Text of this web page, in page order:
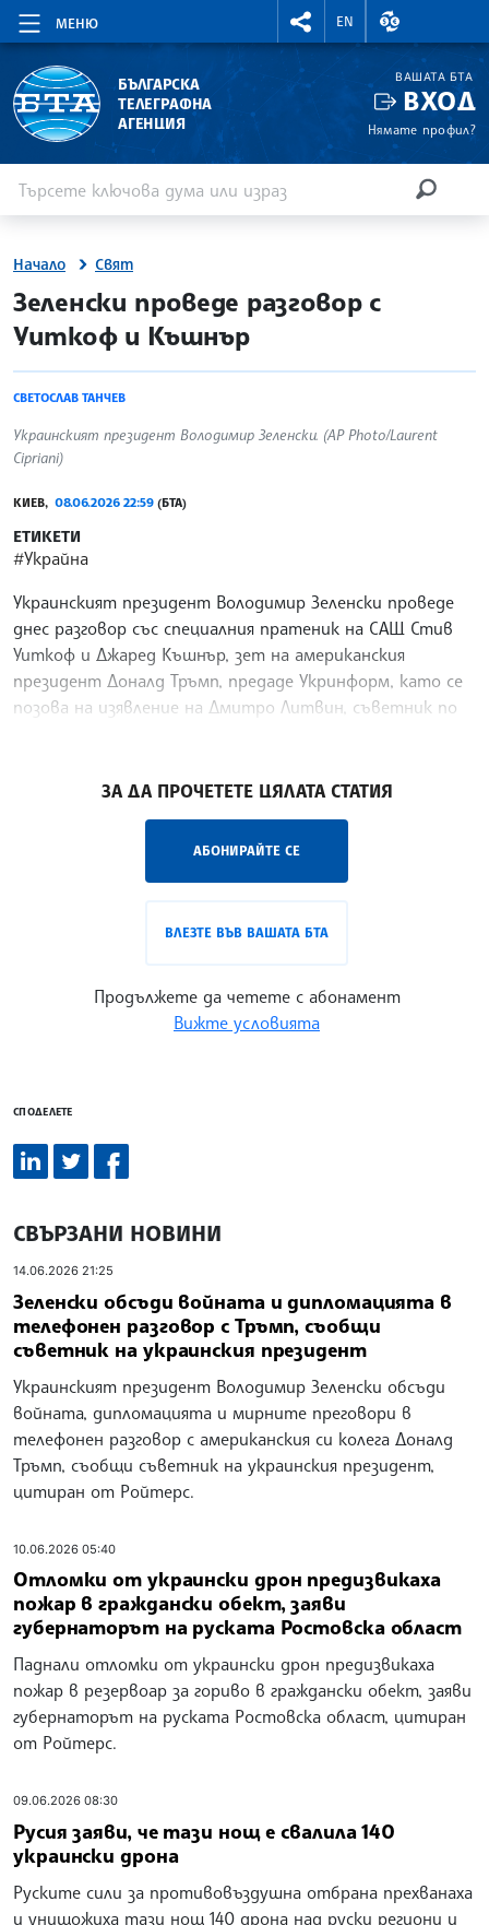
МЕНЮ
RIGHTMENU.SOCIAL
EN
ВАЛУТНИ
БЪЛГАРСКА
ТЕЛЕГРАФНА
АГЕНЦИЯ
ВАШАТА БТА
ВХОД
Нямате профил?
Начало Свят
site.bta
Зеленски проведе разговор с
Уиткоф и Къшнър
СВЕТОСЛАВ ТАНЧЕВ
Украинският президент Володимир Зеленски. (AP Photo/Laurent
Cipriani)
КИЕВ, 08.06.2026 22:59 (БТА)
ЕТИКЕТИ
#Украйна
Украинският президент Володимир Зеленски проведе
днес разговор със специалния пратеник на САЩ Стив
Уиткоф и Джаред Къшнър, зет на американския
президент Доналд Тръмп, предаде Укринформ, като се
позова на изявление на Дмитро Литвин, съветник по
ЗА ДА ПРОЧЕТЕТЕ ЦЯЛАТА СТАТИЯ
АБОНИРАЙТЕ СЕ
ВЛЕЗТЕ ВЪВ ВАШАТА БТА
Продължете да четете с абонамент
Вижте условията
СПОДЕЛЕТЕ
СВЪРЗАНИ НОВИНИ
14.06.2026 21:25
Зеленски обсъди войната и дипломацията в
телефонен разговор с Тръмп, съобщи
съветник на украинския президент
Украинският президент Володимир Зеленски обсъди
войната, дипломацията и мирните преговори в
телефонен разговор с американския си колега Доналд
Тръмп, съобщи съветник на украинския президент,
цитиран от Ройтерс.
10.06.2026 05:40
Отломки от украински дрон предизвикаха
пожар в граждански обект, заяви
губернаторът на руската Ростовска област
Паднали отломки от украински дрон предизвикаха
пожар в резервоар за гориво в граждански обект, заяви
губернаторът на руската Ростовска област, цитиран
от Ройтерс.
09.06.2026 08:30
Русия заяви, че тази нощ е свалила 140
украински дрона
Руските сили за противовъздушна отбрана прехванаха
и унищожиха тази нощ 140 дрона над руски региони и